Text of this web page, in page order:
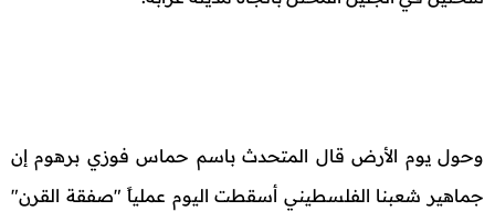
وحول يوم الأرض قال المتحدث باسم حماس فوزي برهوم إن
جماهير شعبنا الفلسطيني أسقطت اليوم عملياً "صفقة القرن"